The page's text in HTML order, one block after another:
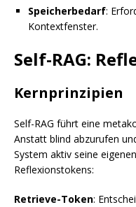
Speicherbedarf:
Kontextfenster.
Self-RAG:
Kernprinzipien
Self-RAG führt eine
Anstatt blind abzurufen
System aktiv seine
Reflexionstokens:
Retrieve-Token: